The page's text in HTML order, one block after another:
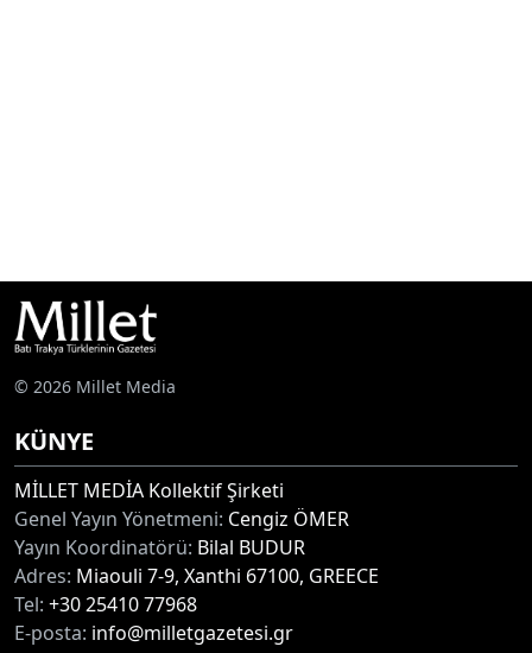
© 2026 Millet Media
KÜNYE
MİLLET MEDİA Kollektif Şirketi
Genel Yayın Yönetmeni: Cengiz ÖMER
Yayın Koordinatörü: Bilal BUDUR
Adres: Miaouli 7-9, Xanthi 67100, GREECE
Tel: +30 25410 77968
E-posta: info@milletgazetesi.gr